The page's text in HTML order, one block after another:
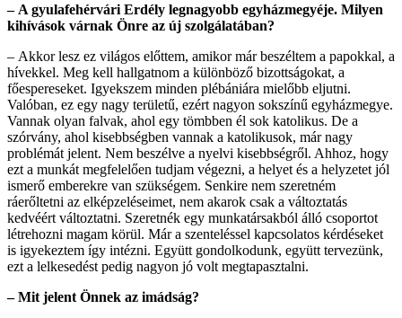
– A gyulafehérvári Erdély legnagyobb egyházmegyéje. Milyen
kihívások várnak Önre az új szolgálatában?
– Akkor lesz ez világos előttem, amikor már beszéltem a papokkal, a
hívekkel. Meg kell hallgatnom a különböző bizottságokat, a
főespereseket. Igyekszem minden plébániára mielőbb eljutni.
Valóban, ez egy nagy területű, ezért nagyon sokszínű egyházmegye.
Vannak olyan falvak, ahol egy tömbben él sok katolikus. De a
szórvány, ahol kisebbségben vannak a katolikusok, már nagy
problémát jelent. Nem beszélve a nyelvi kisebbségről. Ahhoz, hogy
ezt a munkát megfelelően tudjam végezni, a helyet és a helyzetet jól
ismerő emberekre van szükségem. Senkire nem szeretném
ráerőltetni az elképzeléseimet, nem akarok csak a változtatás
kedvéért változtatni. Szeretnék egy munkatársakból álló csoportot
létrehozni magam körül. Már a szenteléssel kapcsolatos kérdéseket
is igyekeztem így intézni. Együtt gondolkodunk, együtt tervezünk,
ezt a lelkesedést pedig nagyon jó volt megtapasztalni.
– Mit jelent Önnek az imádság?